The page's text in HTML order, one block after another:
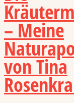
– Meine
von Tina